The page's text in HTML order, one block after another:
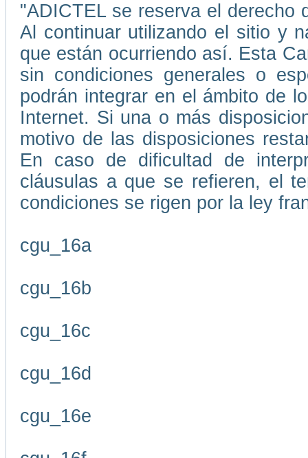
"ADICTEL se reserva el derecho
Al continuar utilizando el sitio y
que están ocurriendo así. Esta
sin condiciones generales o
podrán integrar en el ámbito de
Internet. Si una o más
motivo de las disposiciones
En caso de dificultad de
cláusulas a que se refieren, el
condiciones se rigen por la ley
cgu_16a
cgu_16b
cgu_16c
cgu_16d
cgu_16e